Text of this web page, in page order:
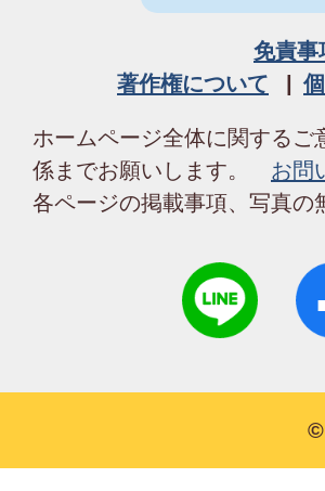
免責事
著作権について
ホームページ全体に関する
係までお願いします。 お問
各ページの掲載事項、写真の
©